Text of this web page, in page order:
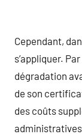
Cependant,
s’appliquer.
dégradation
de son
des coûts